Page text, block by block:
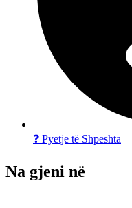
❓ Pyetje të Shpeshta
Na gjeni në